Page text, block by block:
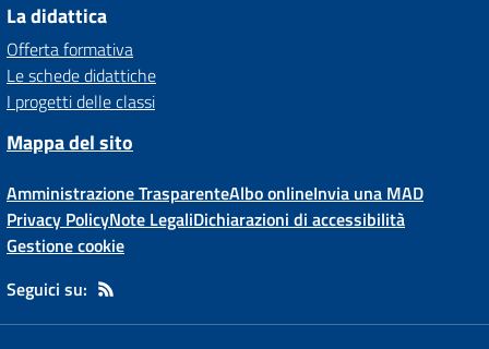
La didattica
Offerta formativa
Le schede didattiche
I progetti delle classi
Mappa del sito
Amministrazione TrasparenteAlbo onlineInvia una MAD
Privacy PolicyNote LegaliDichiarazioni di accessibilità
Gestione cookie
Seguici su: